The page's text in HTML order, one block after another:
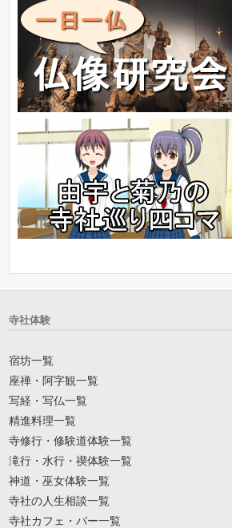
寺社体験
宿坊一覧
座禅・阿字観一覧
写経・写仏一覧
精進料理一覧
寺修行・修験道体験一覧
滝行・水行・禊体験一覧
神道・巫女体験一覧
寺社の人生相談一覧
寺社カフェ・バー一覧